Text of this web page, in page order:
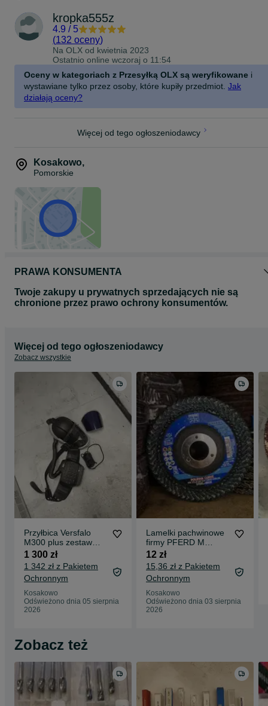
* NEGOCJACJA: Cena jest ostateczna i NIE PODLEGA
NEGOCJACJI.
Dostawa:
* Wysyłka ZA POBRANIEM (kurier lub paczkomat).
* Wysyłka OLX.
* Odbiór osobisty.
kropka555z
4.9 / 5
(132 oceny)
Na OLX od kwietnia 2023
Ostatnio online wczoraj o 11:54
Oceny w kategoriach z Przesyłką OLX są weryfikowane i
wystawiane tylko przez osoby, które kupiły przedmiot. Jak
działają oceny?
Więcej od tego ogłoszeniodawcy
Kosakowo,
Pomorskie
PRAWA KONSUMENTA
Twoje zakupy u prywatnych sprzedających nie są
chronione przez prawo ochrony konsumentów.
Więcej od tego ogłoszeniodawcy
Zobacz wszystkie
Przyłbica Versfalo
M300 plus zestaw
Adfloo
1 300 zł
1 342 zł z Pakietem
Ochronnym
Kosakowo
Odświeżono dnia 05 sierpnia
2026
Lamelki pachwinowe
firmy PFERD M
12 zł
15,36 zł z Pakietem
Ochronnym
Kosakowo
Odświeżono dnia 03 sierpnia
2026
Zobacz też